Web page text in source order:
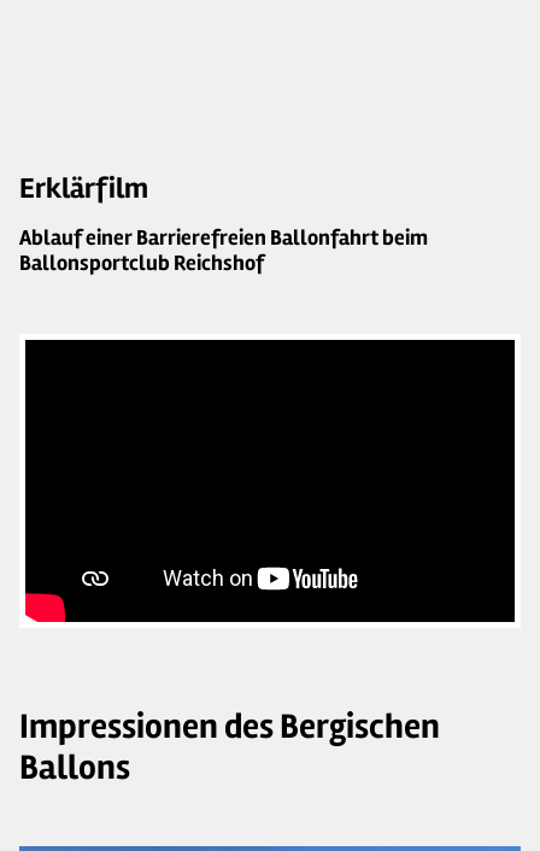
Erklärfilm
Ablauf einer Barrierefreien Ballonfahrt beim
Ballonsportclub Reichshof
Impressionen des Bergischen
Ballons